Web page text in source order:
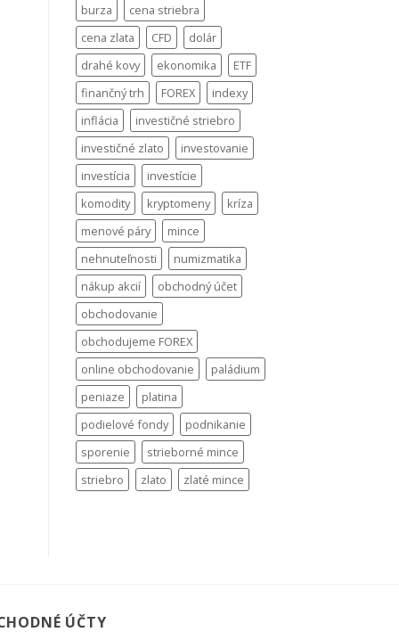
burza
cena striebra
cena zlata
CFD
dolár
drahé kovy
ekonomika
ETF
finančný trh
FOREX
indexy
inflácia
investičné striebro
investičné zlato
investovanie
investícia
investície
komodity
kryptomeny
kríza
menové páry
mince
nehnuteľnosti
numizmatika
nákup akcií
obchodný účet
obchodovanie
obchodujeme FOREX
online obchodovanie
paládium
peniaze
platina
podielové fondy
podnikanie
sporenie
strieborné mince
striebro
zlato zlaté mince
ÚČTY